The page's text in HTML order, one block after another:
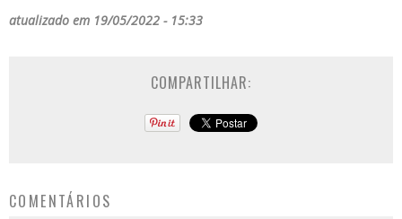
atualizado em 19/05/2022 - 15:33
COMPARTILHAR:
COMENTÁRIOS